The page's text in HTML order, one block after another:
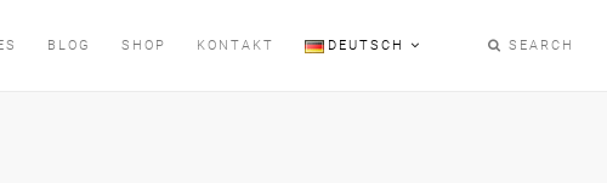
BLOG SHOP KONTAKT DEUTSCH SEARCH